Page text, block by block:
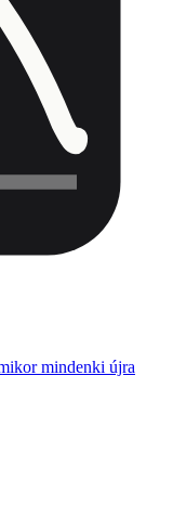
mindenki újra